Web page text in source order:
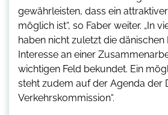
gewährleisten, dass ein
möglich ist“, so Faber weiter. „In
haben nicht zuletzt die
Interesse an einer
wichtigen Feld bekundet. Ein
steht zudem auf der Agenda der
Verkehrskommission“.